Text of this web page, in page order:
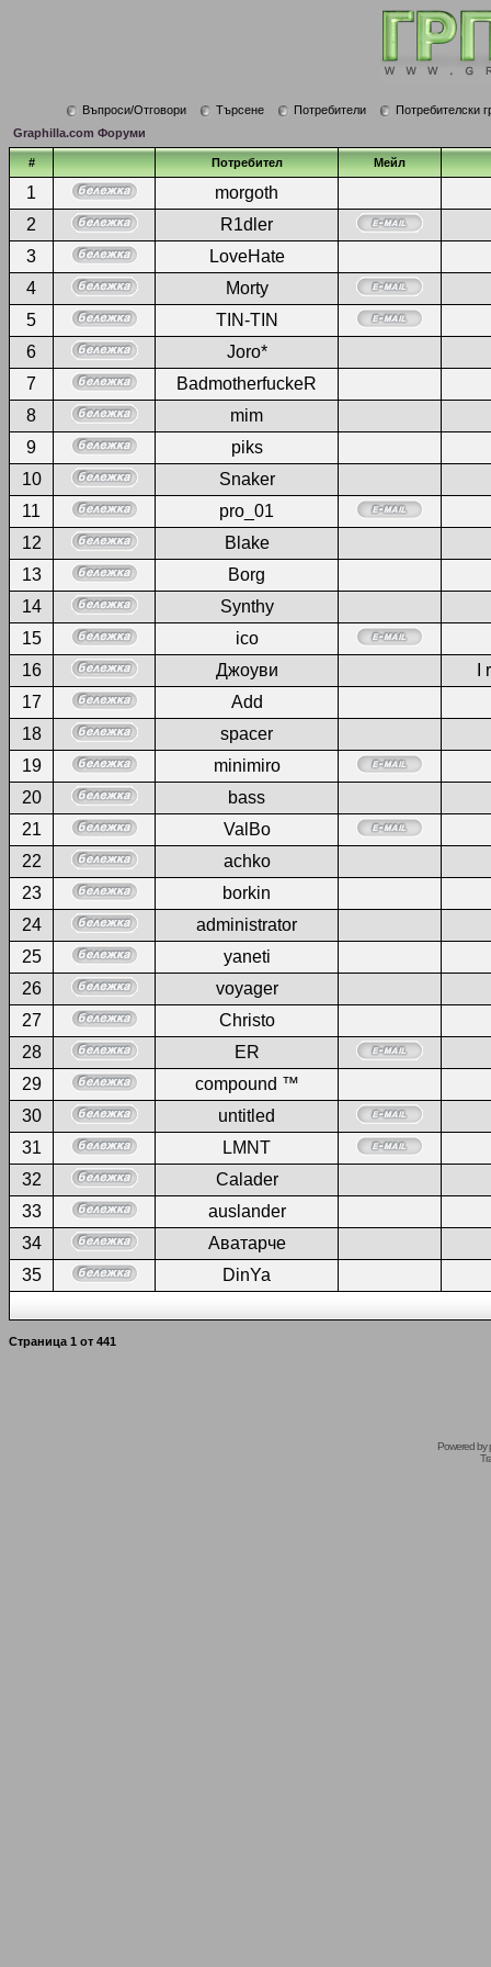
Въпроси/Отговори Търсене Потребители
Потребителски
Graphilla.com Форуми
# Потребител Мейл
1
morgoth
2
R1dler
3
LoveHate
4
Morty
5
TIN-TIN
6
Joro*
7
BadmotherfuckeR
8
mim
9
piks
10
Snaker
11
pro_01
12
Blake
13
Borg
14
Synthy
15
ico
16
Джоуви
17
Add
18
spacer
19
minimiro
20
bass
21
ValBo
22
achko
23
borkin
24
administrator
25
yaneti
26
voyager
27
Christo
28
ER
29
compound ™
30
untitled
31
LMNT
32
Calader
33
auslander
34
Аватарче
35
DinYa
Страница 1 от 441
Powered by